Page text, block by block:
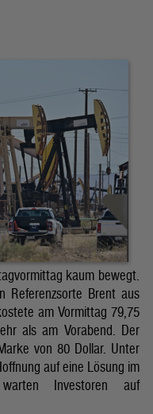
kaum bewegt.
Referenzsorte Brent aus
am Vormittag 79,75
als am Vorabend. Der
von 80 Dollar. Unter
auf eine Lösung im
Investoren auf